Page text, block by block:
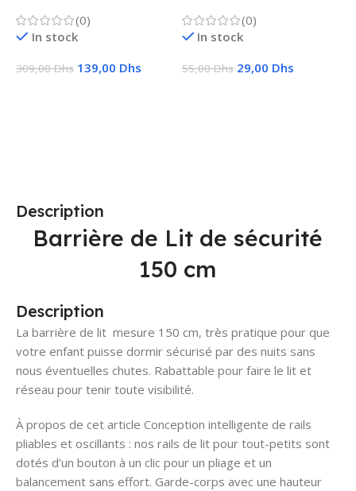
(0)
In stock
309,00Dhs 139,00 Dhs
(0)
In stock
55,00Dhs 29,00 Dhs
Description
Barrière de Lit de sécurité
150 cm
Description
La barrière de lit mesure 150 cm, très pratique pour que
votre enfant puisse dormir sécurisé par des nuits sans
nous éventuelles chutes. Rabattable pour faire le lit et
réseau pour tenir toute visibilité.
À propos de cet article Conception intelligente de rails
pliables et oscillants : nos rails de lit pour tout-petits sont
dotés d’un bouton à un clic pour un pliage et un
balancement sans effort. Garde-corps avec une hauteur